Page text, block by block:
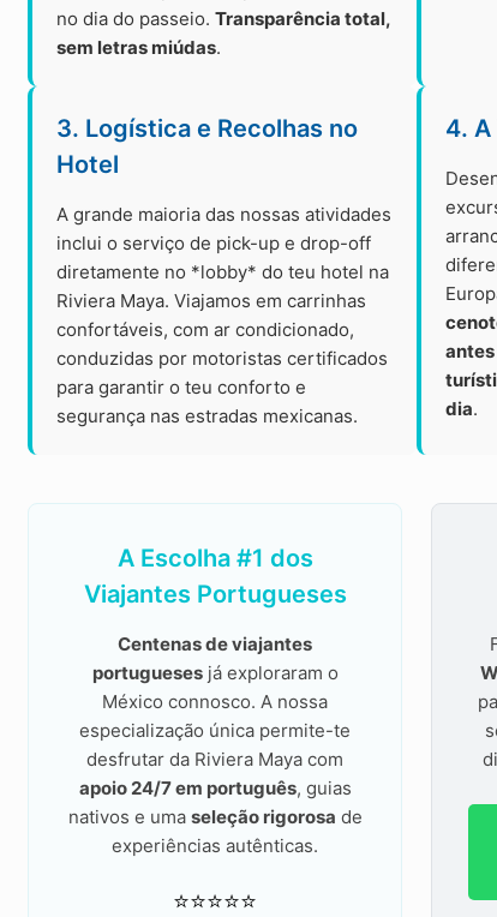
no dia do passeio.Transparência total,
sem letras miúdas.
3. Logística e Recolhas no
Hotel
A grande maioria das nossas atividades
inclui o serviço de pick-up e drop-off
diretamente no *lobby* do teu hotel na
Riviera Maya. Viajamos em carrinhas
confortáveis, com ar condicionado,
conduzidas por motoristas certificados
para garantir o teu conforto e
segurança nas estradas mexicanas.
4.
dia.
A Escolha #1 dos
Viajantes Portugueses
Centenas de viajantes
portuguesesjá exploraram o
México connosco. A nossa
especialização única permite-te
desfrutar da Riviera Maya com
apoio 24/7 em português, guias
nativos e uma seleção rigorosa de
experiências autênticas.
⭐⭐⭐⭐⭐